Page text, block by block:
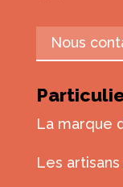
Nous
La marque
Les